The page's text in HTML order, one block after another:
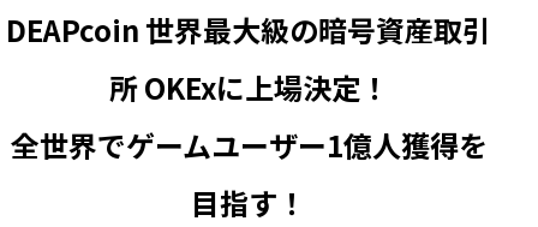
DEAPcoin 世界最大級の暗号資産取引
所 OKExに上場決定！
全世界でゲームユーザー1億人獲得を
目指す！